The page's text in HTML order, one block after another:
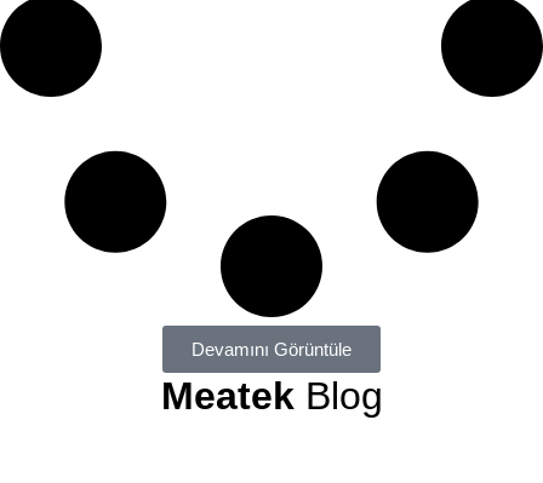
Devamını Görüntüle
Meatek Blog